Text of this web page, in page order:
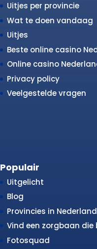
Uitjes per provincie
Wat te doen vandaag
Uitjes
Beste online casino
Online casino
Privacy policy
Veelgestelde vragen
Populair
Uitgelicht
Blog
Provincies in Nederland
Vind een zorgbaan die
Fotosquad